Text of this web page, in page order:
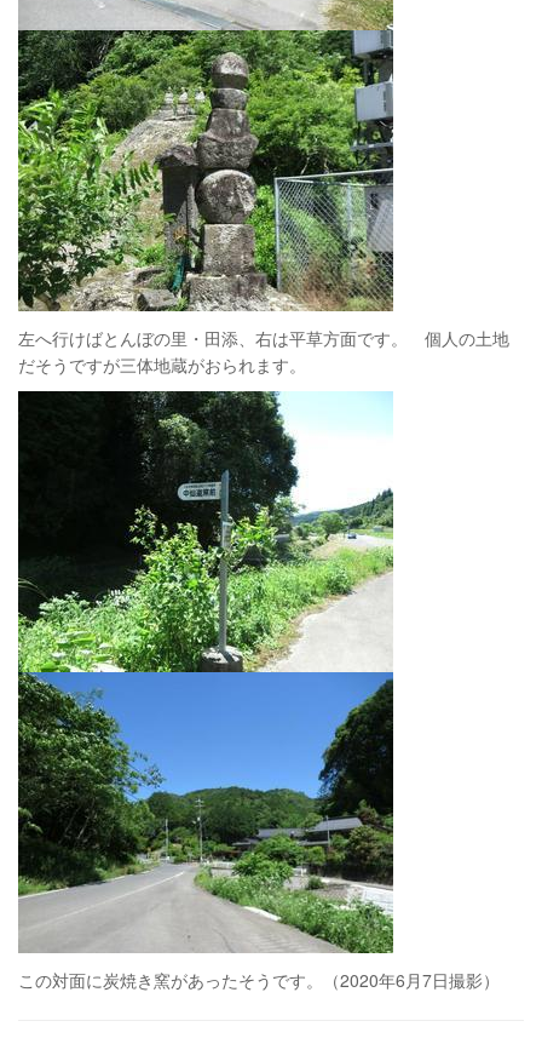
左へ行けばとんぼの里・田添、右は平草方面です。 個人の土地
だそうですが三体地蔵がおられます。
この対面に炭焼き窯があったそうです。（2020年6月7日撮影）